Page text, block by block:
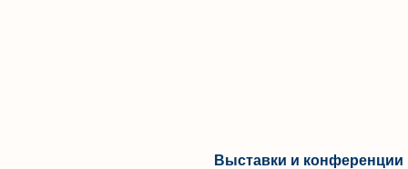
Выставки и конференции